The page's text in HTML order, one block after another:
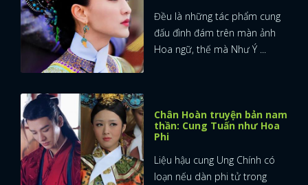
Đều là những tác phẩm cung
đấu đình đám trên màn ảnh
Hoa ngữ, thế mà Như Ý ...
Chân Hoàn truyện bản nam
thần: Cung Tuấn như Hoa
Phi
Liệu hậu cung Ung Chính có
loạn nếu dàn phi tử trong